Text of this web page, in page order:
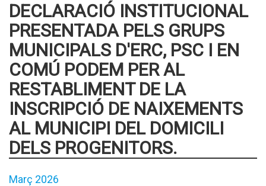
DECLARACIÓ INSTITUCIONAL
PRESENTADA PELS GRUPS
MUNICIPALS D'ERC, PSC I EN
COMÚ PODEM PER AL
RESTABLIMENT DE LA
INSCRIPCIÓ DE NAIXEMENTS
AL MUNICIPI DEL DOMICILI
DELS PROGENITORS.
Març 2026